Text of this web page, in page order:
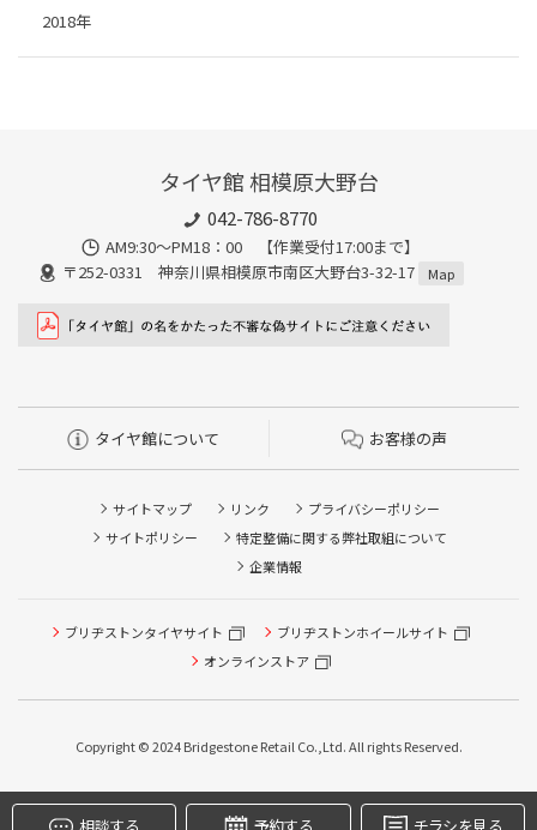
2018年
タイヤ館 相模原大野台
042-786-8770
AM9:30～PM18：00 【作業受付17:00まで】
〒252-0331 神奈川県相模原市南区大野台3-32-17
Map
タイヤ館について お客様の声
サイトマップ リンク
プライバシーポリシー
サイトポリシー
特定整備に関する弊社取組について
企業情報
ブリヂストンタイヤサイト
ブリヂストンホイールサイト
オンラインストア
Copyright © 2024 Bridgestone Retail Co.,Ltd. All rights Reserved.
タイヤ点検・安全点検/タイヤ履き替え/オイル交換/その他
ピット作業の予約
本日のタイヤ履き替え順番待ち予約 ※クローク契約会員の